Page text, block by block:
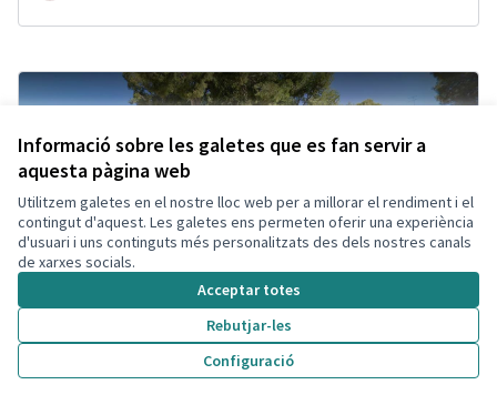
Informació sobre les galetes que es fan servir a
aquesta pàgina web
Utilitzem galetes en el nostre lloc web per a millorar el rendiment i el
contingut d'aquest. Les galetes ens permeten oferir una experiència
d'usuari i uns continguts més personalitzats des dels nostres canals
de xarxes socials.
Acceptar totes
Rebutjar-les
Configuració
Ganar visibilidad estación Segur,